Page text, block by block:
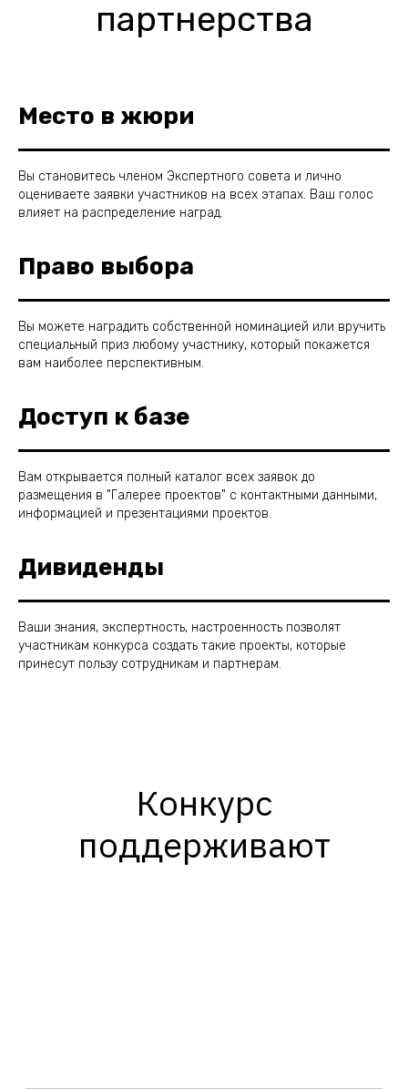
партнерства
Место в жюри
Вы становитесь членом Экспертного совета и лично
оцениваете заявки участников на всех этапах. Ваш голос
влияет на распределение наград.
Право выбора
Вы можете наградить собственной номинацией или вручить
специальный приз любому участнику, который покажется
вам наиболее перспективным.
Доступ к базе
Вам открывается полный каталог всех заявок до
размещения в "Галерее проектов" с контактными данными,
информацией и презентациями проектов.
Дивиденды
Ваши знания, экспертность, настроенность позволят
участникам конкурса создать такие проекты, которые
принесут пользу сотрудникам и партнерам.
Конкурс
поддерживают